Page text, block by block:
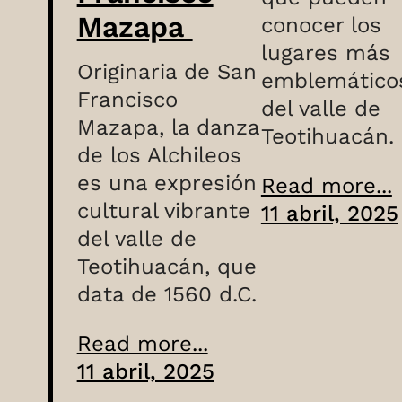
Mazapa
Originaria de San
Francisco
Mazapa, la danza
de los Alchileos
es una expresión
cultural vibrante
del valle de
Teotihuacán, que
data de 1560 d.C.
Read more...
11 abril, 2025
conocer los
lugares más
del valle de
Teotihuacán.
Read more...
11 abril, 2025